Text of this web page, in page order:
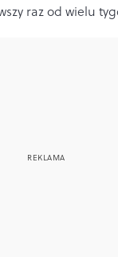
raz od wielu